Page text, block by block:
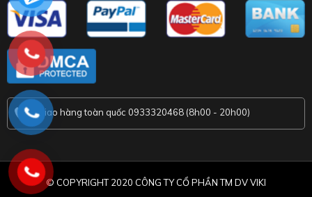
Giao hàng toàn quốc 0933320468 (8h00 - 20h00)
© COPYRIGHT 2020 CÔNG TY CỔ PHẦN TM DV VIKI